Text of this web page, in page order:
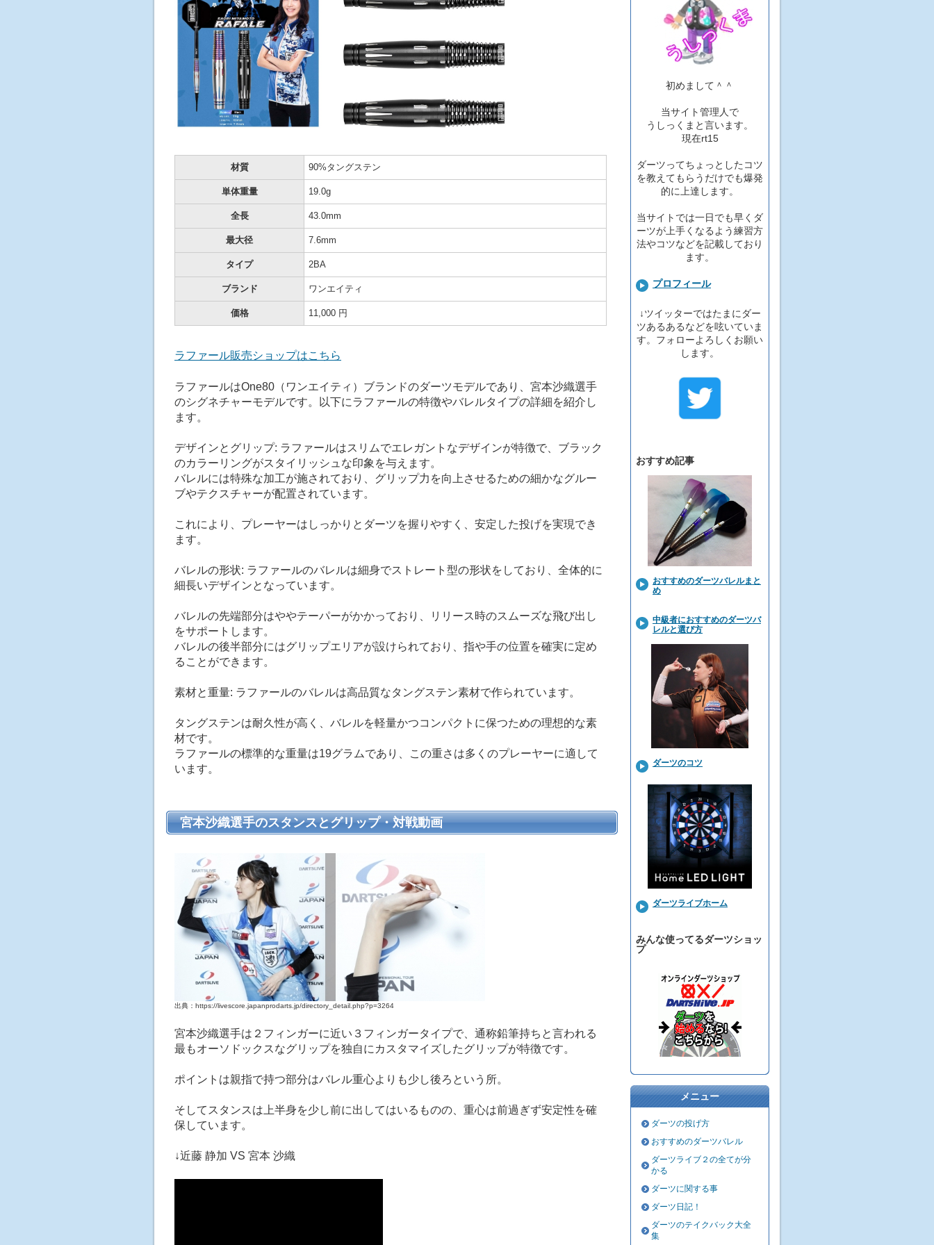
材質 90%タングステン
単体重量 19.0g
全長 43.0mm
最大径 7.6mm
タイプ 2BA
ブランド ワンエイティ
価格 11,000 円
ラファール販売ショップはこちら
ラファールはOne80（ワンエイティ）ブランドのダーツモデルであり、宮本沙織選手
のシグネチャーモデルです。以下にラファールの特徴やバレルタイプの詳細を紹介し
ます。
デザインとグリップ: ラファールはスリムでエレガントなデザインが特徴で、ブラック
のカラーリングがスタイリッシュな印象を与えます。
バレルには特殊な加工が施されており、グリップ力を向上させるための細かなグルー
ブやテクスチャーが配置されています。
これにより、プレーヤーはしっかりとダーツを握りやすく、安定した投げを実現でき
ます。
バレルの形状: ラファールのバレルは細身でストレート型の形状をしており、全体的に
細長いデザインとなっています。
バレルの先端部分はややテーパーがかかっており、リリース時のスムーズな飛び出し
をサポートします。
バレルの後半部分にはグリップエリアが設けられており、指や手の位置を確実に定め
ることができます。
素材と重量: ラファールのバレルは高品質なタングステン素材で作られています。
タングステンは耐久性が高く、バレルを軽量かつコンパクトに保つための理想的な素
材です。
ラファールの標準的な重量は19グラムであり、この重さは多くのプレーヤーに適して
います。
宮本沙織選手のスタンスとグリップ・対戦動画
出典：https://livescore.japanprodarts.jp/directory_detail.php?p=3264
宮本沙織選手は２フィンガーに近い３フィンガータイプで、通称鉛筆持ちと言われる
最もオーソドックスなグリップを独自にカスタマイズしたグリップが特徴です。
ポイントは親指で持つ部分はバレル重心よりも少し後ろという所。
そしてスタンスは上半身を少し前に出してはいるものの、重心は前過ぎず安定性を確
保しています。
↓近藤 静加 VS 宮本 沙織
初めまして＾＾
当サイト管理人で
うしっくまと言います。
現在rt15
ダーツってちょっとしたコツ
を教えてもらうだけでも爆発
的に上達します。
当サイトでは一日でも早くダ
ーツが上手くなるよう練習方
法やコツなどを記載しており
ます。
プロフィール
↓ツイッターではたまにダー
ツあるあるなどを呟いていま
す。フォローよろしくお願い
します。
おすすめ記事
おすすめのダーツバレルまと
め
中級者におすすめのダーツバ
レルと選び方
ダーツのコツ
ダーツライブホーム
みんな使ってるダーツショッ
プ
メニュー
ダーツの投げ方
おすすめのダーツバレル
ダーツライブ２の全てが分
かる
ダーツに関する事
ダーツ日記！
ダーツのテイクバック大全
集